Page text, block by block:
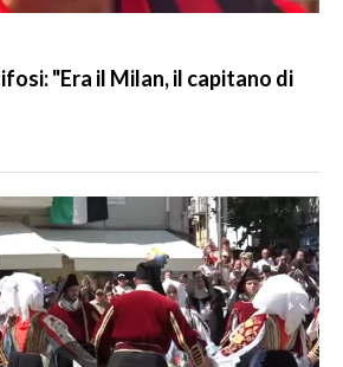
"Era il Milan, il capitano di